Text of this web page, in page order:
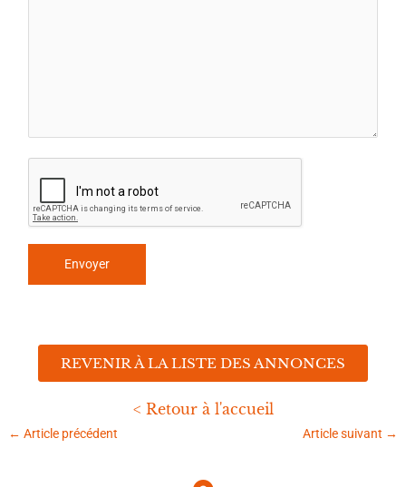
REVENIR À LA LISTE DES ANNONCES
< Retour à l'accueil
← Article précédent Article suivant →